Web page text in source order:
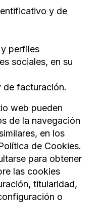
y de
perfiles
sociales, en su
de facturación.
web pueden
de la navegación
en los
de Cookies.
para obtener
las cookies
titularidad,
o